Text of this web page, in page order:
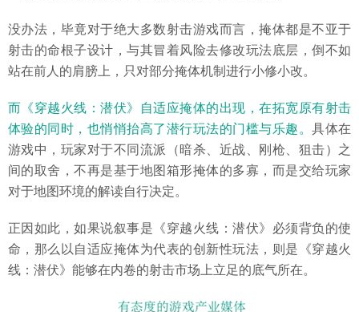
没办法，毕竟对于绝大多数射击游戏而言，掩体都是不亚于
射击的命根子设计，与其冒着风险去修改玩法底层，倒不如
站在前人的肩膀上，只对部分掩体机制进行小修小改。
而《穿越火线：潜伏》自适应掩体的出现，在拓宽原有射击
体验的同时，也悄悄抬高了潜行玩法的门槛与乐趣。具体在
游戏中，玩家对于不同流派（暗杀、近战、刚枪、狙击）之
间的取舍，不再是基于地图箱形掩体的多寡，而是交给玩家
对于地图环境的解读自行决定。
正因如此，如果说叙事是《穿越火线：潜伏》必须背负的使
命，那么以自适应掩体为代表的创新性玩法，则是《穿越火
线：潜伏》能够在内卷的射击市场上立足的底气所在。